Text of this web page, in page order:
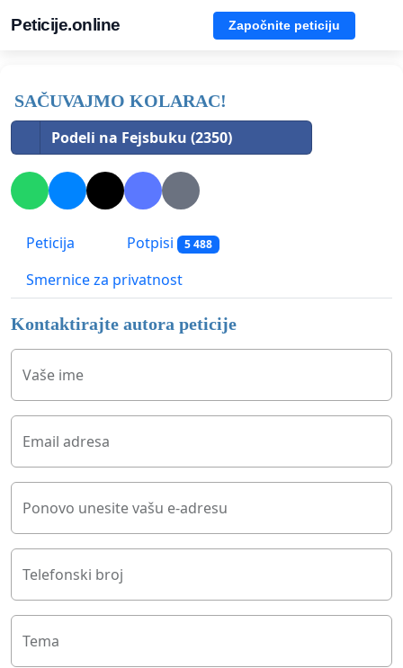
Peticije.online Započnite peticiju
SAČUVAJMO KOLARAC!
Podeli na Fejsbuku (2350)
Peticija Potpisi 5 488
Smernice za privatnost
Kontaktirajte autora peticije
Vaše ime
Email adresa
Ponovo unesite vašu e-adresu
Telefonski broj
Tema